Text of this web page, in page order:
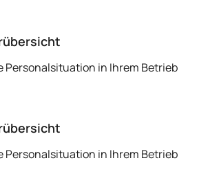
Personalsituation in Ihrem Betrieb
Personalsituation in Ihrem Betrieb